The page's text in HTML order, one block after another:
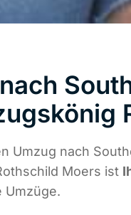
Umzug nach
Moers ist
Umzüge.